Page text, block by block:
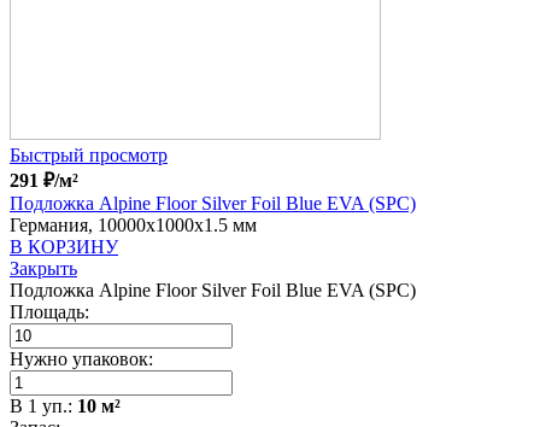
Быстрый просмотр
291 ₽/м²
Подложка Alpine Floor Silver Foil Blue EVA (SPC)
Германия, 10000x1000x1.5 мм
В КОРЗИНУ
Закрыть
Подложка Alpine Floor Silver Foil Blue EVA (SPC)
Площадь:
Нужно упаковок:
В 1 уп.: 10 м²